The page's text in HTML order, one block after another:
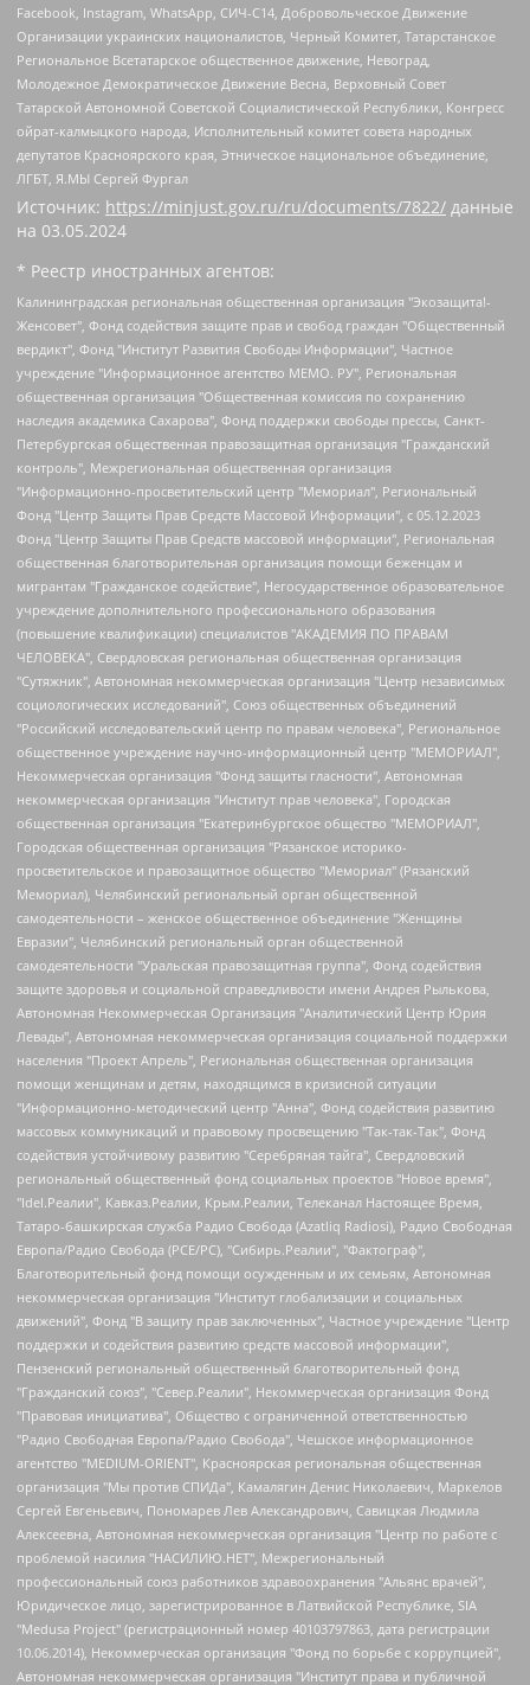
Facebook, Instagram, WhatsApp, СИЧ-С14, Добровольческое Движение
Организации украинских националистов, Черный Комитет, Татарстанское
Региональное Всетатарское общественное движение, Невоград,
Молодежное Демократическое Движение Весна, Верховный Совет
Татарской Автономной Советской Социалистической Республики, Конгресс
ойрат-калмыцкого народа, Исполнительный комитет совета народных
депутатов Красноярского края, Этническое национальное объединение,
ЛГБТ, Я.МЫ Сергей Фургал
Источник: https://minjust.gov.ru/ru/documents/7822/ данные
на 03.05.2024
* Реестр иностранных агентов:
Калининградская региональная общественная организация "Экозащита!-Женсовет", Фонд содействия защите прав и свобод граждан "Общественный вердикт", Фонд "Институт Развития Свободы Информации", Частное учреждение "Информационное агентство МЕМО. РУ", Региональная общественная организация "Общественная комиссия по сохранению наследия академика Сахарова", Фонд поддержки свободы прессы, Санкт-Петербургская общественная правозащитная организация "Гражданский контроль", Межрегиональная общественная организация "Информационно-просветительский центр "Мемориал", Региональный Фонд "Центр Защиты Прав Средств Массовой Информации", с 05.12.2023 Фонд "Центр Защиты Прав Средств массовой информации", Региональная общественная благотворительная организация помощи беженцам и мигрантам "Гражданское содействие", Негосударственное образовательное учреждение дополнительного профессионального образования (повышение квалификации) специалистов "АКАДЕМИЯ ПО ПРАВАМ ЧЕЛОВЕКА", Свердловская региональная общественная организация "Сутяжник", Автономная некоммерческая организация "Центр независимых социологических исследований", Союз общественных объединений "Российский исследовательский центр по правам человека", Региональное общественное учреждение научно-информационный центр "МЕМОРИАЛ", Некоммерческая организация "Фонд защиты гласности", Автономная некоммерческая организация "Институт прав человека", Городская общественная организация "Екатеринбургское общество "МЕМОРИАЛ", Городская общественная организация "Рязанское историко-просветительское и правозащитное общество "Мемориал" (Рязанский Мемориал), Челябинский региональный орган общественной самодеятельности – женское общественное объединение "Женщины Евразии", Челябинский региональный орган общественной самодеятельности "Уральская правозащитная группа", Фонд содействия защите здоровья и социальной справедливости имени Андрея Рылькова, Автономная Некоммерческая Организация "Аналитический Центр Юрия Левады", Автономная некоммерческая организация социальной поддержки населения "Проект Апрель", Региональная общественная организация помощи женщинам и детям, находящимся в кризисной ситуации "Информационно-методический центр "Анна", Фонд содействия развитию массовых коммуникаций и правовому просвещению "Так-так-Так", Фонд содействия устойчивому развитию "Серебряная тайга", Свердловский региональный общественный фонд социальных проектов "Новое время", "Idel.Реалии", Кавказ.Реалии, Крым.Реалии, Телеканал Настоящее Время, Татаро-башкирская служба Радио Свобода (Azatliq Radiosi), Радио Свободная Европа/Радио Свобода (PCE/PC), "Сибирь.Реалии", "Фактограф", Благотворительный фонд помощи осужденным и их семьям, Автономная некоммерческая организация "Институт глобализации и социальных движений", Фонд "В защиту прав заключенных", Частное учреждение "Центр поддержки и содействия развитию средств массовой информации", Пензенский региональный общественный благотворительный фонд "Гражданский союз", "Север.Реалии", Некоммерческая организация Фонд "Правовая инициатива", Общество с ограниченной ответственностью "Радио Свободная Европа/Радио Свобода", Чешское информационное агентство "MEDIUM-ORIENT", Красноярская региональная общественная организация "Мы против СПИДа", Камалягин Денис Николаевич, Маркелов Сергей Евгеньевич, Пономарев Лев Александрович, Савицкая Людмила Алексеевна, Автономная некоммерческая организация "Центр по работе с проблемой насилия "НАСИЛИЮ.НЕТ", Межрегиональный профессиональный союз работников здравоохранения "Альянс врачей", Юридическое лицо, зарегистрированное в Латвийской Республике, SIA "Medusa Project" (регистрационный номер 40103797863, дата регистрации 10.06.2014), Некоммерческая организация "Фонд по борьбе с коррупцией", Автономная некоммерческая организация "Институт права и публичной политики", Баданин Роман Сергеевич, Гликин Максим Александрович, Железнова Мария Михайловна, Лукьянова Юлия Сергеевна, Маетная Елизавета Витальевна, Маняхин Петр Борисович, Чуракова Ольга Владимировна, Ярош Юлия Петровна, Юридическое лицо "The Insider SIA", зарегистрированное в Риге, Латвийская Республика (дата регистрации 26.06.2015), являющееся администратором доменного имени интернет-издания "The Insider SIA", https://theins.ru, Постернак Алексей Евгеньевич, Рубин Михаил Аркадьевич, Анин Роман Александрович, Юридическое лицо Istories fonds, зарегистрированное в Латвийской Республике (регистрационный номер 50008295751, дата регистрации 24.02.2020), Великовский Дмитрий Александрович, Долинина Ирина Николаевна, Мароховская Алеся Алексеевна, Шлейнов Роман Юрьевич, Шмагун Олеся Валентиновна, Общество с ограниченной ответственностью "Альтаир 2021", Общество с ограниченной ответственностью "Вега 2021", Общество с ограниченной ответственностью "Главный редактор 2021", Общество с ограниченной ответственностью "Ромашки монолит", Важенков Артем Валерьевич, Ивановская областная общественная организация "Центр гендерных исследований", Гурман Юрий Альбертович, Медиапроект "ОВД-Инфо", Егоров Владимир Владимирович, Жилинский Владимир Александрович, Общество с ограниченной ответственностью "ЗП", Иванова София Юрьевна, Карезина Инна Павловна, Кильтау Екатерина Викторовна, Петров Алексей Викторович, Пискунов Сергей Евгеньевич, Смирнов Сергей Сергеевич, Тихонов Михаил Сергеевич, Общество с ограниченной ответственностью "ЖУРНАЛИСТ-ИНОСТРАННЫЙ АГЕНТ", Арапова Галина Юрьевна, Вольтская Татьяна Анатольевна, Американская компания "Mason G.E.S. Anonymous Foundation" (США), являющаяся владельцем интернет-издания https://mnews.world/, Компания "Stichting Bellingcat", зарегистрированная в Нидерландах (дата регистрации 11.07.2018), Захаров Андрей Вячеславович, Клепиковская Екатерина Дмитриевна, Общество с ограниченной ответственностью "МЕМО", Перл Роман Александрович, Симонов Евгений Алексеевич, Соловьева Елена Анатольевна, Сотников Даниил Владимирович, Сурначева Елизавета Дмитриевна, Автономная некоммерческая организация по защите прав человека и информированию населения "Якутия – Наше Мнение", Общество с ограниченной ответственностью "Москоу диджитал медиа", с 26.01.2023 Общество с ограниченной ответственностью "Чайка Белые сады", Ветошкина Валерия Валерьевна, Заговора Максим Александрович, Межрегиональное общественное движение "Российская ЛГБТ - сеть", Оленичев Максим Владимирович, Павлов Иван Юрьевич, Скворцова Елена Сергеевна, Общество с ограниченной ответственностью "Как бы инагент", Кочетков Игорь Викторович, Общество с ограниченной ответственностью "Честные выборы", Еланчик Олег Александрович, Общество с ограниченной ответственностью "Нобелевский призыв", Гималова Регина Эмилевна, Григорьев Андрей Валерьевич, Григорьева Алина Александровна, Ассоциация по содействию защите прав призывников, альтернативнослужащих и военнослужащих "Правозащитная группа "Гражданин.Армия.Право", Хисамова Регина Фаритовна, Автономная некоммерческая организация по реализации социально-правовых программ "Лилит", Дальневосточное общественное движение "Маяк", Санкт-Петербургская ЛГБТ-инициативная группа "Выход", Инициативная группа ЛГБТ+ "Реверс", Алексеев Андрей Викторович, Бекбулатова Таисия Львовна, Беляев Иван Михайлович, Владыкина Елена Сергеевна, Гельман Марат Александрович, Никульшина Вероника Юрьевна, Толоконникова Надежда Андреевна, Шендерович Виктор Анатольевич, Общество с ограниченной ответственностью "Данное сообщение", Общество с ограниченной ответственностью Издательский дом "Новая глава", Айнбиндер Александра Александровна, Московский комьюнити-центр для ЛГБТ+инициатив, Благотворительный фонд развития филантропии, Deutsche Welle (Германия, Kurt-Schumacher-Strasse 3, 53113 Bonn), Борзунова Мария Михайловна, Воробьев Виктор Викторович, Голубева Анна Львовна, Константинова Алла Михайловна, Малкова Ирина Владимировна, Мурадов Мурад Абдулгалимович, Осетинская Елизавета Николаевна, Понасенков Евгений Николаевич, Ганапольский Матвей Юрьевич, Киселев Евгений Алексеевич, Борухович Ирина Григорьевна, Дремин Иван Тимофеевич, Дубровский Дмитрий Викторович, Красноярская региональная общественная организация поддержки и развития альтернативных образовательных технологий и межкультурных коммуникаций "ИНТЕРРА", Маяковская Екатерина Алексеевна, Фейгин Марк Захарович, Филимонов Андрей Викторович, Дзугкоева Регина Николаевна, Доброхотов Роман Александрович, Дудь Юрий Александрович, Елкин Сергей Владимирович, Кругликов Кирилл Игоревич, Сабунаева Мария Леонидовна, Семенов Алексей Владимирович, Шаинян Карен Багратович, Шульман Екатерина Михайловна, Асафьев Артур Валерьевич, Вахштайн Виктор Семенович, Венедиктов Алексей Алексеевич, Лушникова Екатерина Евгеньевна, Волков Леонид Михайлович, Невзоров Александр Глебович, Пархоменко Сергей Борисович, Сироткин Ярослав Николаевич, Кара-Мурза Владимир Владимирович, Баранова Наталья Владимировна, Гозман Леонид Яковлевич, Кагарлицкий Борис Юльевич, Климарев Михаил Валерьевич, Милов Владимир Станиславович, Автономная некоммерческая организация Краснодарский центр современного искусства "Типография", Моргенштерн Алишер Тагирович, Соболь Любовь Эдуардовна, Общество с ограниченной ответственностью "ЛИЗА НОРМ", Каспаров Гарри Кимович, Ходорковский Михаил Борисович, Общество с ограниченной ответственностью "Апрельские тезисы", Данилович Ирина Брониславовна, Кашин Олег Владимирович, Петров Николай Владимирович, Пивоваров Алексей Владимирович, Соколов Михаил Владимирович, Цветкова Юлия Владимировна, Чичваркин Евгений Александрович, Комитет против пыток/Команда против пыток, Общество с ограниченной ответственностью "Первый научный", Общество с ограниченной ответственностью "Вертолет и ко", Белоцерковская Вероника Борисовна, Кац Максим Евгеньевич, Лазарева Татьяна Юрьевна, Шаведдинов Руслан Табризович, Яшин Илья Валерьевич, Общество с ограниченной ответственностью "Иноагент ААВ", Алешковский Дмитрий Петрович, Альбац Евгения Марковна, Быков Дмитрий Львович, Галямина Юлия Евгеньевна, Лойко Сергей Леонидович, Мартынов Кирилл Константинович, Медведев Сергей Александрович, Крашенинников Федор Геннадиевич, Гордеева Катерина Вл